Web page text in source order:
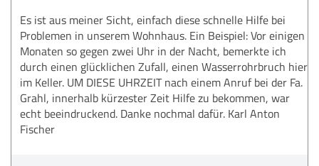
Es ist aus meiner Sicht, einfach diese schnelle Hilfe bei
Problemen in unserem Wohnhaus. Ein Beispiel: Vor einigen
Monaten so gegen zwei Uhr in der Nacht, bemerkte ich
durch einen glücklichen Zufall, einen Wasserrohrbruch hier
im Keller. UM DIESE UHRZEIT nach einem Anruf bei der Fa.
Grahl, innerhalb kürzester Zeit Hilfe zu bekommen, war
echt beeindruckend. Danke nochmal dafür. Karl Anton
Fischer